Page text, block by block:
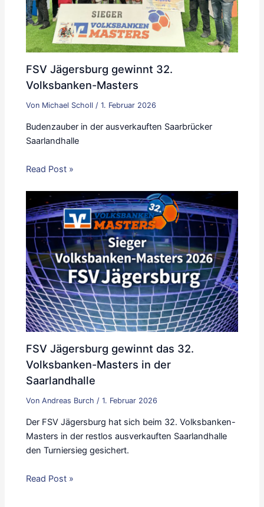
FSV Jägersburg gewinnt 32.
Volksbanken-Masters
Von Michael Scholl /1. Februar 2026
Budenzauber in der ausverkauften Saarbrücker
Saarlandhalle
Read Post »
FSV Jägersburg gewinnt das 32.
Volksbanken-Masters in der
Saarlandhalle
VonAndreas Burch /1. Februar 2026
Der FSV Jägersburg hat sich beim 32. Volksbanken-
Masters in der restlos ausverkauften Saarlandhalle
den Turniersieg gesichert.
Read Post »